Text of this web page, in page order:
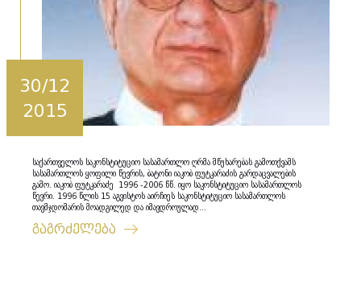
30/12
2015
საქართველოს საკონსტიტუციო სასამართლო ღრმა მწუხარებას გამოთქვამს
სასამართლოს ყოფილი წევრის, ბატონი იაკობ ფუტკარაძის გარდაცვალების
გამო. იაკობ ფუტკარაძე 1996 -2006 წწ. იყო საკონსტიტუციო სასამართლოს
წევრი. 1996 წლის 15 აგვისტოს აირჩიეს საკონსტიტუციო სასამართლოს
თავმჯდომარის მოადგილედ და იმავდროულად...
გაგრძელება